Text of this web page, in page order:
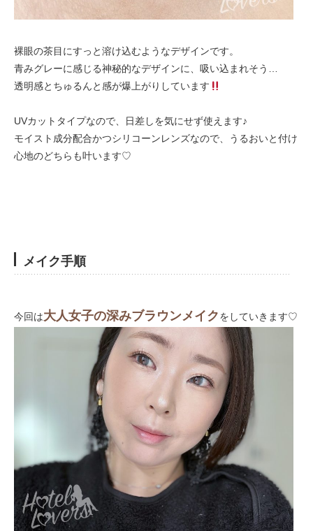
裸眼の茶目にすっと溶け込むようなデザインです。
青みグレーに感じる神秘的なデザインに、吸い込まれそう…
透明感とちゅるんと感が爆上がりしています
UVカットタイプなので、日差しを気にせず使えます♪
モイスト成分配合かつシリコーンレンズなので、うるおいと付け
心地のどちらも叶います♡
メイク手順
今回は大人女子の深みブラウンメイクをしていきます♡